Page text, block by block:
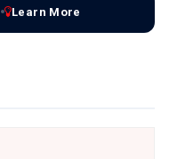
Learn More